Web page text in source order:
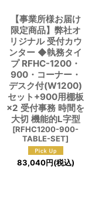
【事業所様お届け
限定商品】弊社オ
リジナル 受付カウ
ンター ◆執務タイ
プ RFHC-1200・
900・コーナー・
デスク付(W1200)
セット+900用棚板
×2 受付事務 時間を
大切 機能的L字型
[RFHC1200-900-
TABLE-SET]
83,040円(税込)